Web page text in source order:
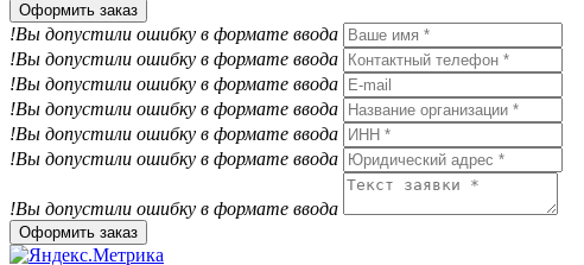
Оформить заказ
!Вы допустили ошибку в формате ввода
!Вы допустили ошибку в формате ввода
!Вы допустили ошибку в формате ввода
!Вы допустили ошибку в формате ввода
!Вы допустили ошибку в формате ввода
!Вы допустили ошибку в формате ввода
!Вы допустили ошибку в формате ввода
Оформить заказ